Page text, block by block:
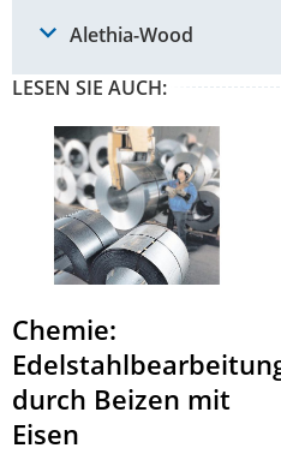
Alethia-Wood
LESEN SIE AUCH:
Chemie:
durch Beizen mit
Eisen